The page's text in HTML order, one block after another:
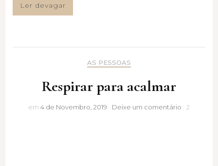
Ler devagar
AS PESSOAS
Respirar para acalmar
em 4 de Novembro, 2019 Deixe um comentário Respirar
2